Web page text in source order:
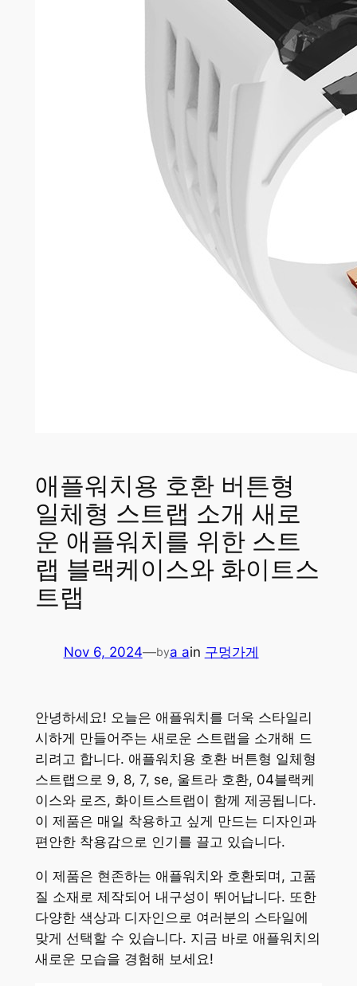
애플워치용 호환 버튼형
일체형 스트랩 소개 새로
운 애플워치를 위한 스트
랩 블랙케이스와 화이트스
트랩
Nov 6, 2024—bya ain 구멍가게
안녕하세요! 오늘은 애플워치를 더욱 스타일리
시하게 만들어주는 새로운 스트랩을 소개해 드
리려고 합니다. 애플워치용 호환 버튼형 일체형
스트랩으로 9, 8, 7, se, 울트라 호환, 04블랙케
이스와 로즈, 화이트스트랩이 함께 제공됩니다.
이 제품은 매일 착용하고 싶게 만드는 디자인과
편안한 착용감으로 인기를 끌고 있습니다.
이 제품은 현존하는 애플워치와 호환되며, 고품
질 소재로 제작되어 내구성이 뛰어납니다. 또한
다양한 색상과 디자인으로 여러분의 스타일에
맞게 선택할 수 있습니다. 지금 바로 애플워치의
새로운 모습을 경험해 보세요!